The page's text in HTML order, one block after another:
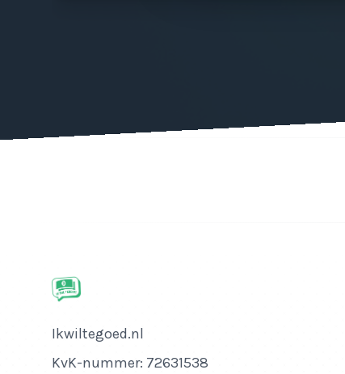
Bedrijfsnaam
Ikwiltegoed.nl
KvK-nummer
KvK-nummer: 72631538